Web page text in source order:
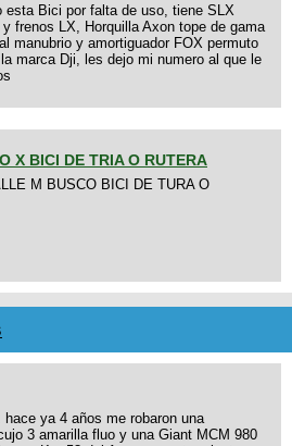
esta Bici por falta de uso, tiene SLX
frenos LX, Horquilla Axon tope de gama
manubrio y amortiguador FOX permuto
marca Dji, les dejo mi numero al que le
X BICI DE TRIA O RUTERA
M BUSCO BICI DE TURA O
hace ya 4 años me robaron una
3 amarilla fluo y una Giant MCM 980